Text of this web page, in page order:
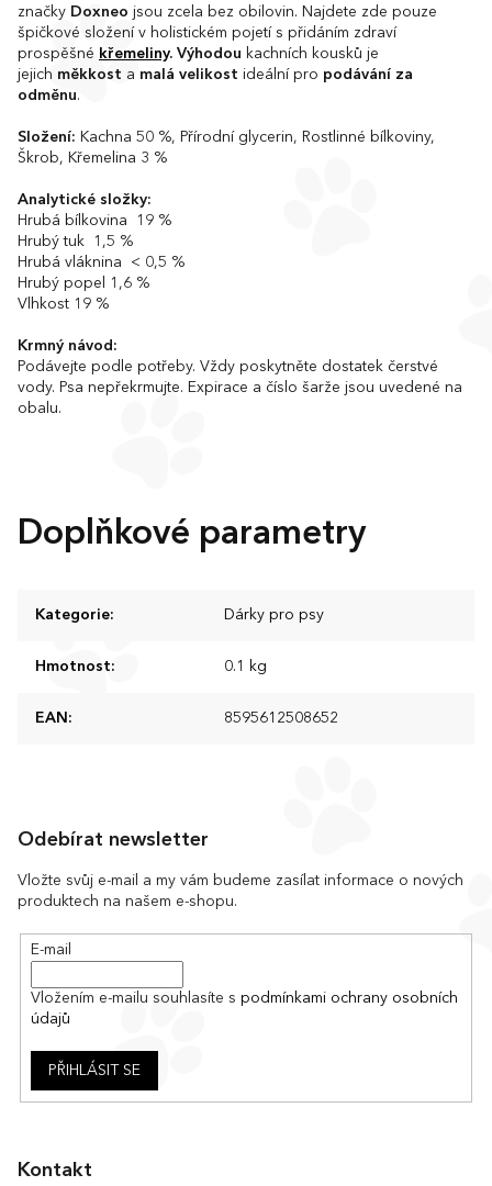
značky Doxneo jsou zcela bez obilovin. Najdete zde pouze
špičkové složení v holistickém pojetí s přidáním zdraví
prospěšné křemeliny. Výhodou kachních kousků je
jejich měkkost a malá velikost ideální pro podávání za
odměnu.
Složení: Kachna 50 %, Přírodní glycerin, Rostlinné bílkoviny,
Škrob, Křemelina 3 %
Analytické složky:
Hrubá bílkovina 19 %
Hrubý tuk 1,5 %
Hrubá vláknina < 0,5 %
Hrubý popel 1,6 %
Vlhkost 19 %
Krmný návod:
Podávejte podle potřeby. Vždy poskytněte dostatek čerstvé
vody. Psa nepřekrmujte. Expirace a číslo šarže jsou uvedené na
obalu.
Doplňkové parametry
Kategorie: Dárky pro psy
Hmotnost: 0.1 kg
EAN : 8595612508652
Odebírat newsletter
Vložte svůj e-mail a my vám budeme zasílat informace o nových
produktech na našem e-shopu.
E-mail
Vložením e-mailu souhlasíte s podmínkami ochrany osobních
údajů
PŘIHLÁSIT SE
Kontakt